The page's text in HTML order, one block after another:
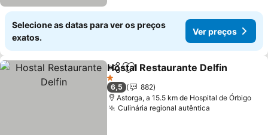
Selecione as datas para ver os preços
exatos.
Ver preços
PartilharAdicionar aos favoritos
Hostal Restaurante Delfin
1 Estrelas
6,5
882
Astorga, a 15.5 km de Hospital de Órbigo
Culinária regional autêntica